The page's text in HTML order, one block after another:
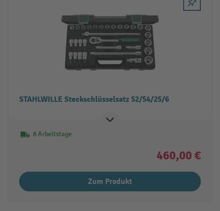
STAHLWILLE Steckschlüsselsatz 52/54/25/6
8 Arbeitstage
460,00 €
Zum Produkt